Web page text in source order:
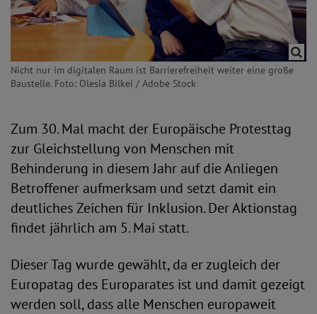
Nicht nur im digitalen Raum ist Barrierefreiheit weiter eine große
Baustelle. Foto: Olesia Bilkei / Adobe Stock
Zum 30. Mal macht der Europäische Protesttag
zur Gleichstellung von Menschen mit
Behinderung in diesem Jahr auf die Anliegen
Betroffener aufmerksam und setzt damit ein
deutliches Zeichen für Inklusion. Der Aktionstag
findet jährlich am 5. Mai statt.
Dieser Tag wurde gewählt, da er zugleich der
Europatag des Europarates ist und damit gezeigt
werden soll, dass alle Menschen europaweit